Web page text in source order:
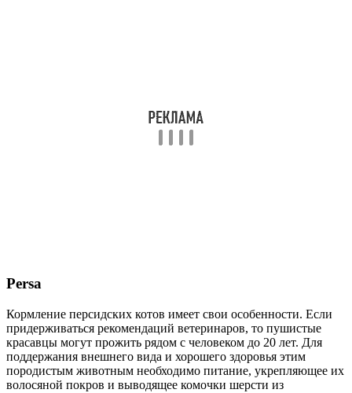
Persa
Кормление персидских котов имеет свои особенности. Если
придерживаться рекомендаций ветеринаров, то пушистые
красавцы могут прожить рядом с человеком до 20 лет. Для
поддержания внешнего вида и хорошего здоровья этим
породистым животным необходимо питание, укрепляющее их
волосяной покров и выводящее комочки шерсти из